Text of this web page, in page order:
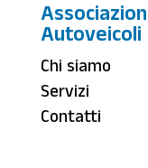
Autoveicoli
Chi siamo
Servizi
Contatti